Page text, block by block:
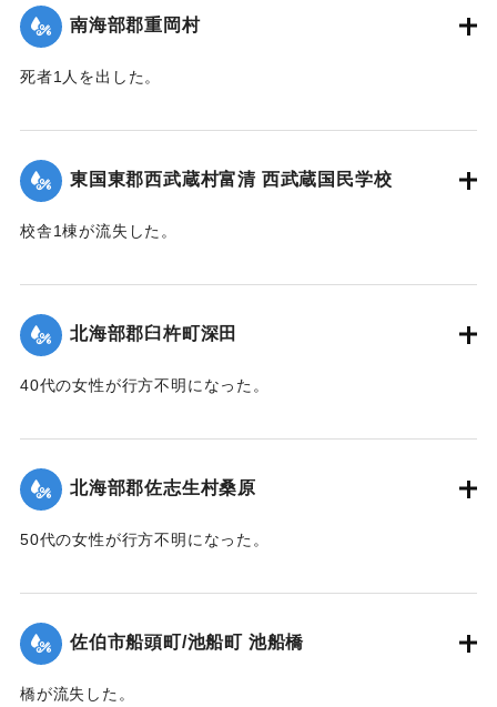
｜固有コード: 00481070
南海部郡重岡村
死者1人を出した。
｜固有コード: 00481062
東国東郡西武蔵村富清 西武蔵国民学校
校舎1棟が流失した。
｜固有コード: 00481063
北海部郡臼杵町深田
40代の女性が行方不明になった。
｜固有コード: 00481064
北海部郡佐志生村桑原
50代の女性が行方不明になった。
｜固有コード: 00481065
佐伯市船頭町/池船町 池船橋
橋が流失した。